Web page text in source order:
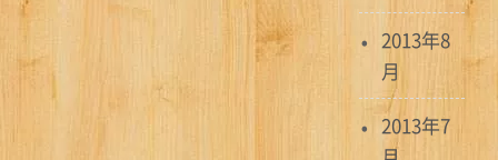
2013年8
月
2013年7